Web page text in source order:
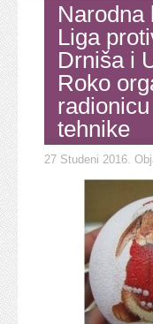
Narodna
Liga
Drniša i
Roko
tehnike
27 Studeni 2016.